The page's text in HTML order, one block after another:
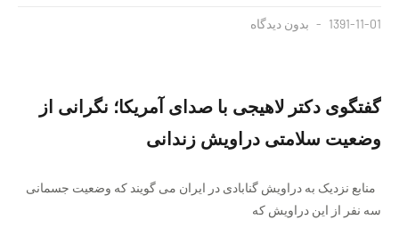
1391-11-01 بدون دیدگاه
گفتگوی دکتر لاهیجی با صدای آمریکا؛ نگرانی از
وضعیت سلامتی دراویش زندانی
منابع نزدیک به دراویش گنابادی در ایران می گویند که وضعیت جسمانی
سه نفر از این دراویش که